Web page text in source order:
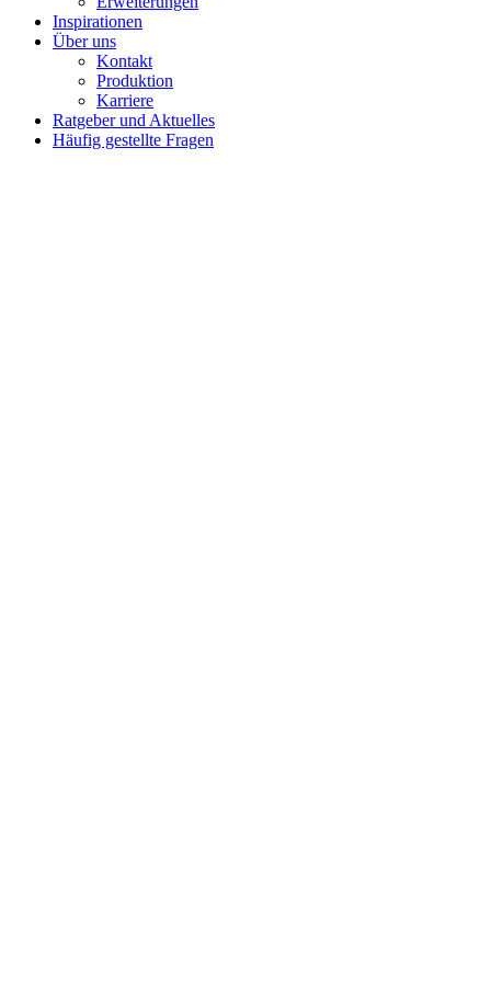
Inspirationen
Über uns
Kontakt
Produktion
Karriere
Ratgeber und Aktuelles
Häufig gestellte Fragen